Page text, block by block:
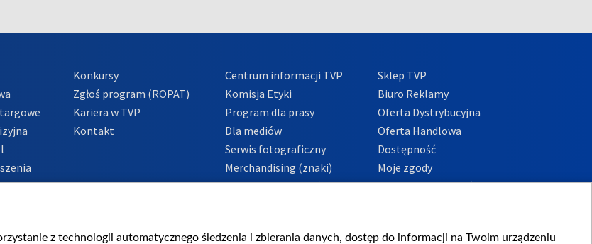
Konkursy
Zgłoś program (ROPAT)
Kariera w TVP
Kontakt
Centrum informacji TVP
Komisja Etyki
Program dla prasy
Dla mediów
Serwis fotograficzny
Merchandising (znaki)
Polityka Prywatności
Sklep TVP
Biuro Reklamy
Oferta Dystrybucyjna
Oferta Handlowa
Dostępność
Moje zgody
Procedura zgłoszeń
z technologii automatycznego śledzenia i zbierania danych, dostęp do informacji na Twoim urządzeniu